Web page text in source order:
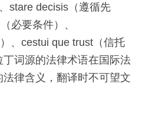
stare decisis（遵循先
必要条件）、
、cestui que trust（信托
词源的法律术语在国际法
律含义，翻译时不可望文